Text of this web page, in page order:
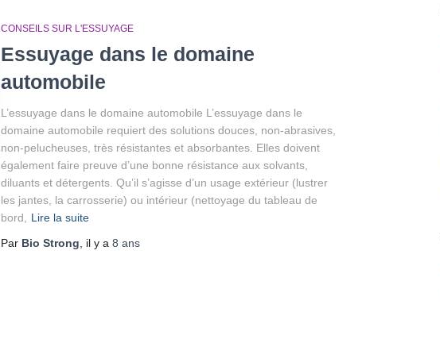
CONSEILS SUR L'ESSUYAGE
Essuyage dans le domaine
automobile
L’essuyage dans le domaine automobile L’essuyage dans le
domaine automobile requiert des solutions douces, non-abrasives,
non-pelucheuses, très résistantes et absorbantes. Elles doivent
également faire preuve d’une bonne résistance aux solvants,
diluants et détergents. Qu’il s’agisse d’un usage extérieur (lustrer
les jantes, la carrosserie) ou intérieur (nettoyage du tableau de
bord,
Lire la suite
Par Bio Strong , il y a 8 ans